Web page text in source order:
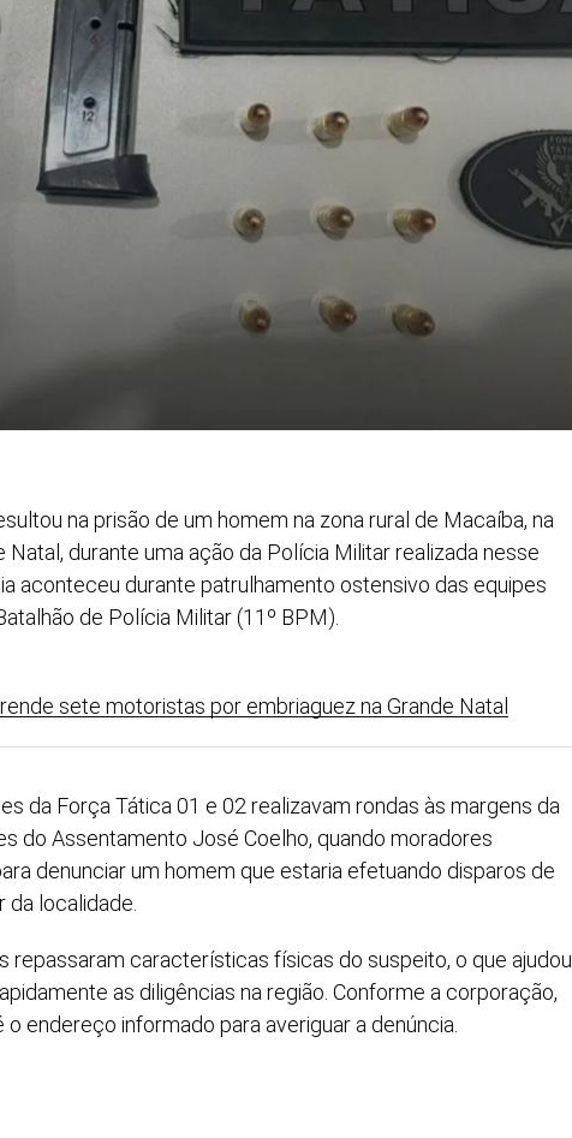
na prisão de um homem na zona rural de Macaíba, na
durante uma ação da Polícia Militar realizada nesse
aconteceu durante patrulhamento ostensivo das equipes
de Polícia Militar (11º BPM).
sete motoristas por embriaguez na Grande Natal
da Força Tática 01 e 02 realizavam rondas às margens da
do Assentamento José Coelho, quando moradores
denunciar um homem que estaria efetuando disparos de
da localidade.
repassaram características físicas do suspeito, o que ajudou
as diligências na região. Conforme a corporação,
endereço informado para averiguar a denúncia.